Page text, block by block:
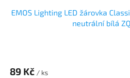
EMOS Lighting LED žárovka
neutrální bílá
89 Kč / ks